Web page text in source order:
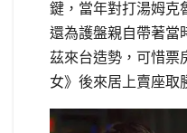
鍵，當年對打湯姆克
還為護盤親自帶著當
茲來台造勢，可惜票
女》後來居上賣座取